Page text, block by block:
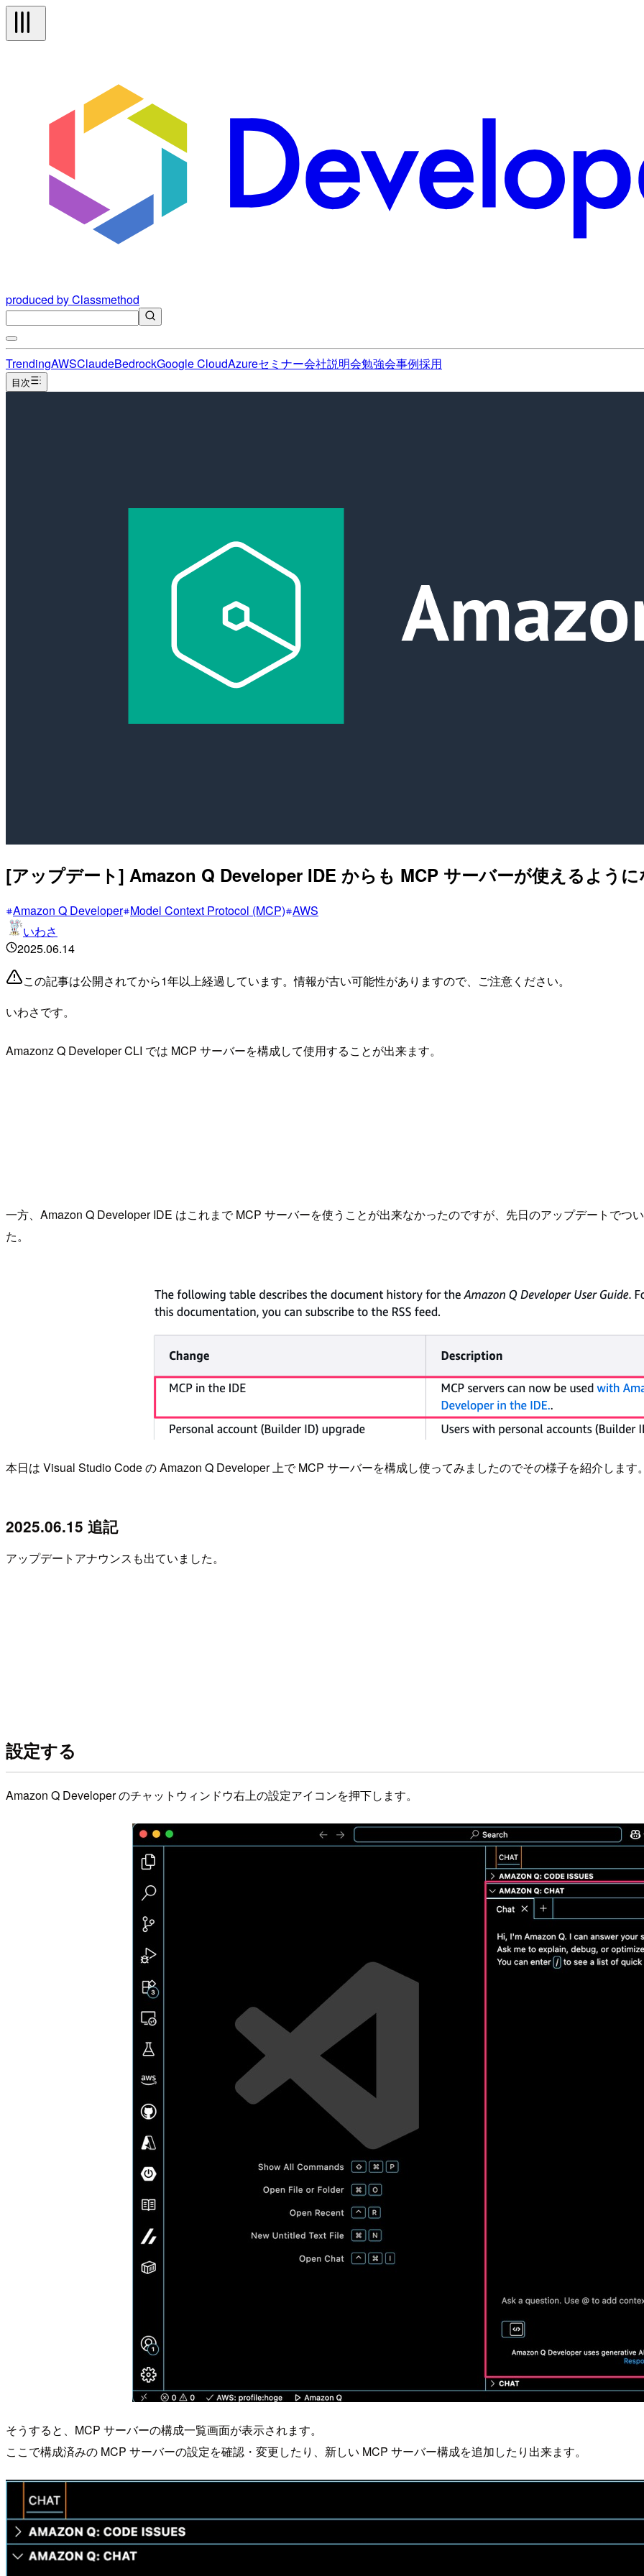
produced by Classmethod
TrendingAWSClaudeBedrockGoogle CloudAzureセミナー会社説明会勉強会事例採用
目次
[アップデート] Amazon Q Developer IDE からも MCP サーバーが使えるよう
Amazon Q Developer Model Context Protocol (MCP) AWS
いわさ
2025.06.14
この記事は公開されてから1年以上経過しています。情報が古い可能性がありますので、ご注意ください。
いわさです。
Amazonz Q Developer CLI では MCP サーバーを構成して使用することが出来ます。
一方、Amazon Q Developer IDE はこれまで MCP サーバーを使うことが出来なかったのですが、先日のアップデートでつ
た。
本日は Visual Studio Code の Amazon Q Developer 上で MCP サーバーを構成し使ってみましたのでその様子を紹介します
2025.06.15 追記
アップデートアナウンスも出ていました。
設定する
Amazon Q Developer のチャットウィンドウ右上の設定アイコンを押下します。
そうすると、MCP サーバーの構成一覧画面が表示されます。
ここで構成済みの MCP サーバーの設定を確認・変更したり、新しい MCP サーバー構成を追加したり出来ます。